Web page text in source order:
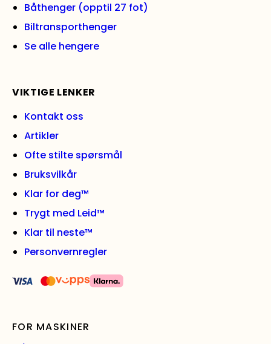
Båthenger (opptil 27 fot)
Biltransporthenger
Se alle hengere
VIKTIGE LENKER
Kontakt oss
Artikler
Ofte stilte spørsmål
Bruksvilkår
Klar for deg™
Trygt med Leid™
Klar til neste™
Personvernregler
FOR MASKINER